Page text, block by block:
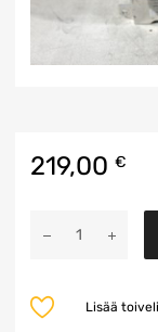
219,00 €
määrä
Lisää